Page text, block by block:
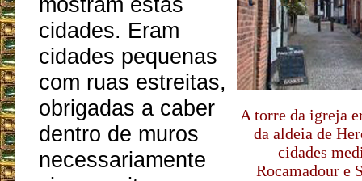
A torre da igreja
da aldeia de
cidades
Rocamadour e
cidades. Eram
cidades pequenas
com ruas estreitas,
obrigadas a caber
dentro de muros
necessariamente